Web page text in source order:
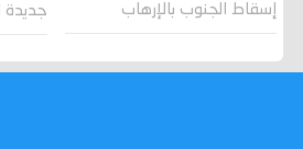
إسقاط الجنوب بالإرهاب
جديدة